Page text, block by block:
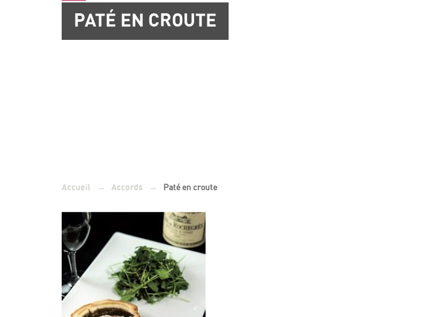
PATÉ EN CROUTE
Accueil → Accords → Paté en croute